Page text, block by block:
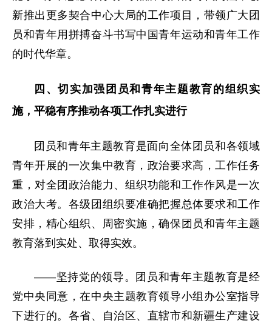
新推出更多契合中心大局的工作项目，带领广大团
员和青年用拼搏奋斗书写中国青年运动和青年工作
的时代华章。
四、切实加强团员和青年主题教育的组织实
施，平稳有序推动各项工作扎实进行
团员和青年主题教育是面向全体团员和各领域
青年开展的一次集中教育，政治要求高，工作任务
重，对全团政治能力、组织功能和工作作风是一次
政治大考。各级团组织要准确把握总体要求和工作
安排，精心组织、周密实施，确保团员和青年主题
教育落到实处、取得实效。
——坚持党的领导。团员和青年主题教育是经
党中央同意，在中央主题教育领导小组办公室指导
下进行的。各省、自治区、直辖市和新疆生产建设